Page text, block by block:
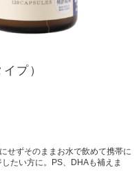
プ）
せずそのままお水で飲めて携帯に
たい方に。PS、DHAも補えま